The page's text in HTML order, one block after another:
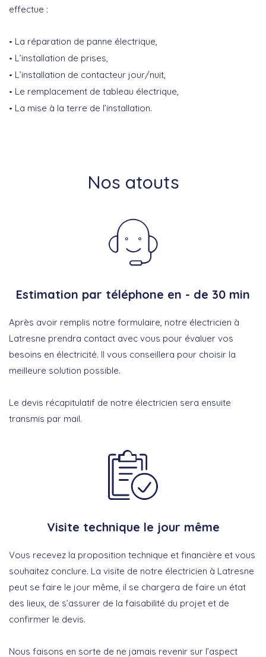
effectue :
La réparation de panne électrique,
L’installation de prises,
L’installation de contacteur jour/nuit,
Le remplacement de tableau électrique,
La mise à la terre de l’installation.
Nos atouts
Estimation par téléphone en - de 30 min
Après avoir remplis notre formulaire, notre électricien à
Latresne prendra contact avec vous pour évaluer vos
besoins en électricité. Il vous conseillera pour choisir la
meilleure solution possible.
Le devis récapitulatif de notre électricien sera ensuite
transmis par mail.
Visite technique le jour même
Vous recevez la proposition technique et financière et vous
souhaitez conclure. La visite de notre électricien à Latresne
peut se faire le jour même, il se chargera de faire un état
des lieux, de s’assurer de la faisabilité du projet et de
confirmer le devis.
Nous faisons en sorte de ne jamais revenir sur l’aspect